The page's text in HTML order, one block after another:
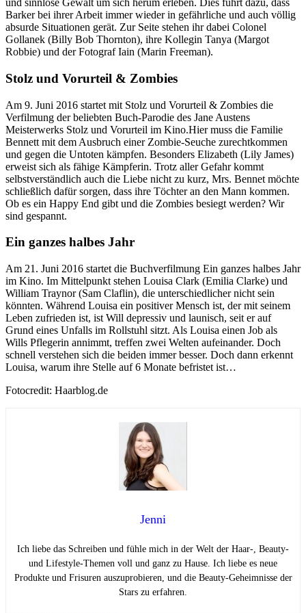
und sinnlose Gewalt um sich herum erleben. Dies führt dazu, dass
Barker bei ihrer Arbeit immer wieder in gefährliche und auch völlig
absurde Situationen gerät. Zur Seite stehen ihr dabei Colonel
Gollanek (Billy Bob Thornton), ihre Kollegin Tanya (Margot
Robbie) und der Fotograf Iain (Marin Freeman).
Stolz und Vorurteil & Zombies
Am 9. Juni 2016 startet mit Stolz und Vorurteil & Zombies die
Verfilmung der beliebten Buch-Parodie des Jane Austens
Meisterwerks Stolz und Vorurteil im Kino.Hier muss die Familie
Bennett mit dem Ausbruch einer Zombie-Seuche zurechtkommen
und gegen die Untoten kämpfen. Besonders Elizabeth (Lily James)
erweist sich als fähige Kämpferin. Trotz aller Gefahr kommt
selbstverständlich auch die Liebe nicht zu kurz, Mrs. Bennet möchte
schließlich dafür sorgen, dass ihre Töchter an den Mann kommen.
Ob es ein Happy End gibt und die Zombies besiegt werden? Wir
sind gespannt.
Ein ganzes halbes Jahr
Am 21. Juni 2016 startet die Buchverfilmung Ein ganzes halbes Jahr
im Kino. Im Mittelpunkt stehen Louisa Clark (Emilia Clarke) und
William Traynor (Sam Claflin), die unterschiedlicher nicht sein
könnten. Während Louisa ein positiver Mensch ist, der mit seinem
Leben zufrieden ist, ist Will depressiv und launisch, seit er auf
Grund eines Unfalls im Rollstuhl sitzt. Als Louisa einen Job als
Wills Pflegerin annimmt, treffen zwei Welten aufeinander. Doch
schnell verstehen sich die beiden immer besser. Doch dann erkennt
Louisa, warum ihre Stelle auf 6 Monate befristet ist…
Fotocredit: Haarblog.de
Jenni
Ich liebe das Schreiben und fühle mich in der Welt der Haar-, Beauty-
und Lifestyle-Themen voll und ganz zu Hause. Ich liebe es neue
Produkte und Frisuren auszuprobieren, und die Beauty-Geheimnisse der
Stars zu erfahren.